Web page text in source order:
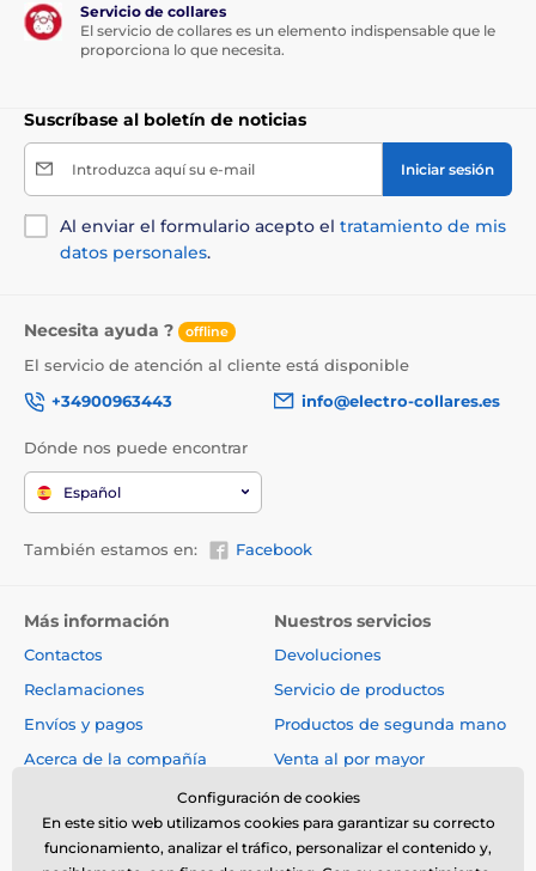
Servicio de collares
El servicio de collares es un elemento indispensable que le
proporciona lo que necesita.
Suscríbase al boletín de noticias
Introduzca aquí su e-mail Iniciar sesión
Al enviar el formulario acepto el tratamiento de mis
datos personales.
Necesita ayuda ? offline
El servicio de atención al cliente está disponible
+34900963443
info@electro-collares.es
Dónde nos puede encontrar
Español
También estamos en: Facebook
Más información
Contactos
Reclamaciones
Envíos y pagos
Acerca de la compañía
Condiciones generales
Nuestros servicios
Devoluciones
Servicio de productos
Productos de segunda mano
Venta al por mayor
Artículos y noticias
Consejos de expertos
Configuración de cookies
En este sitio web utilizamos cookies para garantizar su correcto
funcionamiento, analizar el tráfico, personalizar el contenido y,